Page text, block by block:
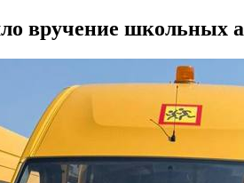
вручение школьных